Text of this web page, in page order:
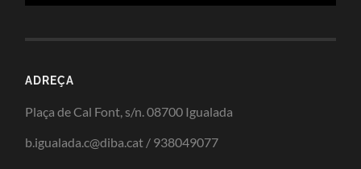
ADREÇA
Plaça de Cal Font, s/n. 08700 Igualada
b.igualada.c@diba.cat / 938049077